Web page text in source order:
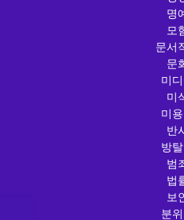
명
모
문서
문
미
미
미
반
방
범
법
보
분